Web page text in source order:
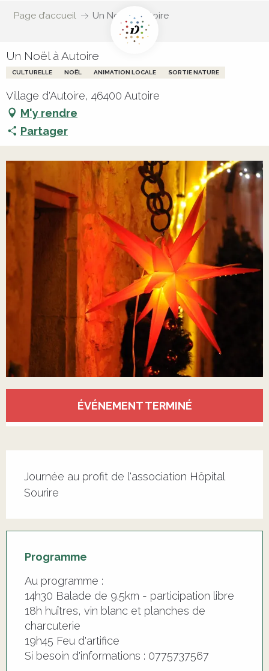
Page d’accueil Un Noël à Autoire
Un Noël à Autoire
CULTURELLE NOËL ANIMATION LOCALE SORTIE NATURE
Village d'Autoire, 46400 Autoire
M'y rendre
Partager
Ouverture et coordonnées
ÉVÉNEMENT TERMINÉ
Journée au profit de l'association Hôpital
Sourire
Programme
Au programme :
14h30 Balade de 9.5km - participation libre
18h huîtres, vin blanc et planches de
charcuterie
19h45 Feu d'artifice
Si besoin d'informations : 0775737567